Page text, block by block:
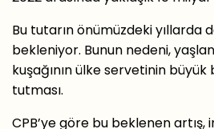
Bu tutarın önümüzdeki yıllarda
bekleniyor. Bunun nedeni,
kuşağının ülke servetinin
tutması.
CPB’ye göre bu beklenen artış,